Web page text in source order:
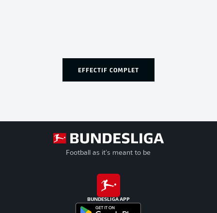
EFFECTIF COMPLET
Football as it's meant to be
BUNDESLIGA APP